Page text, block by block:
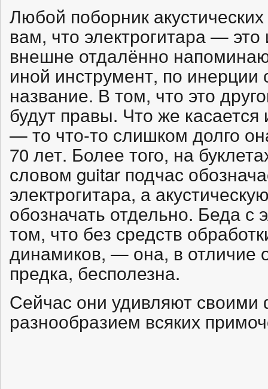
Любой поборник
вам, что электрогитара —
внешне отдалённо
иной инструмент, по
название. В том, что это
будут правы. Что же касается
— то что-то слишком долго
70 лет. Более того, на
словом guitar подчас
электрогитара, а
обозначать отдельно. Беда с
том, что без средств
динамиков, — она, в отличие
предка, бесполезна.
Сейчас они удивляют
разнообразием всяких